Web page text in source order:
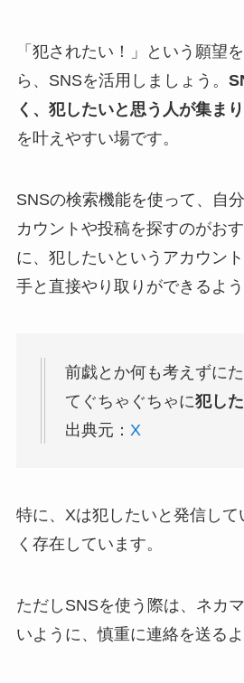
「犯されたい！」という願望
ら、SNSを活用しましょう。
く、犯したいと思う人が集ま
を叶えやすい場です。
SNSの検索機能を使って、自
カウントや投稿を探すのがお
に、犯したいというアカウン
手と直接やり取りができるよう
前戯とか何も考えずに
てぐちゃぐちゃに犯し
出典元： X
特に、Xは犯したいと発信して
く存在しています。
ただしSNSを使う際は、ネカ
いように、慎重に連絡を送る